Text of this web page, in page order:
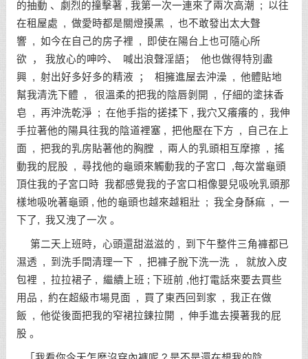
的抽動 、劇烈的撞擊著 , 我第一次一連來了兩次高潮 ; 以往
在租屋處 , 做愛時都是關燈摸黑 , 也不敢發出太大聲
響 , 如今在自己的房子裡 , 即使在陽台上也可隨心所
欲 ， 我放心的呻吟、 喊出浪聲淫語； 他也做得特別盡
興 , 射出好多好多的精液 ； 相擁進屋去沖澡 , 他體貼地
幫我清洗下體 , 很溫柔的把我的陰唇剝開 , 仔細的塗抹香
皂 , 再沖洗乾淨 ; 在他手指的搓揉下 , 我穴又癢癢的 , 我伸
手拉著他的陽具往我的陰道裡塞 , 把他壓在下方 , 自己在上
面 , 把我的乳房貼著他的胸膛 , 兩人的乳頭相互摩擦 , 搖
動我的屁股 , 尋找他的龜頭來觸動我的子宮口 ,每次當龜頭
頂住我的子宮口時 我都感覺我的子宮口相像嬰兒吸吮乳頭那
樣地吸吮著龜頭 , 他的龜頭也越來越粗壯 ; 我全身酥痲 , 一
下了, 我又洩了一次 。
第二天上班時，心頭還甜滋滋的 , 到下午整件三角褲都已
濕透 , 到洗手間清理一下 , 把褲子脫下洗一洗 , 就放入皮
包裡 , 拉拉裙子 , 繼續上班 ; 下班前 ,他打電話來要去買些
用品 , 約在超級市場見面 , 買了東西回到家 , 我正在做
飯 , 他從後面把我的窄裙拉鍊拉開 , 伸手進去摸著我的屁
股 。